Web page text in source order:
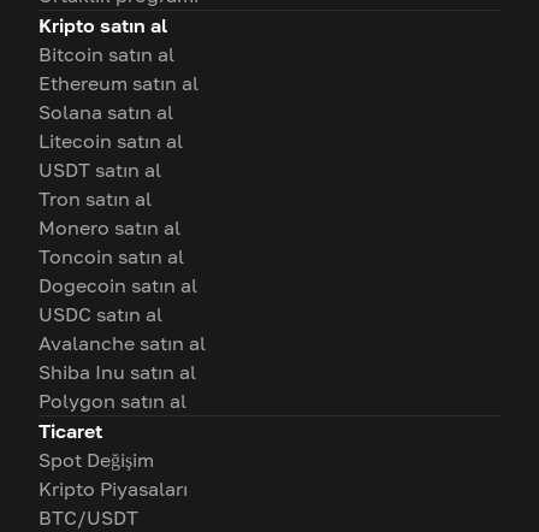
Kripto satın al
Bitcoin satın al
Ethereum satın al
Solana satın al
Litecoin satın al
USDT satın al
Tron satın al
Monero satın al
Toncoin satın al
Dogecoin satın al
USDC satın al
Avalanche satın al
Shiba Inu satın al
Polygon satın al
Ticaret
Spot Değişim
Kripto Piyasaları
BTC/USDT